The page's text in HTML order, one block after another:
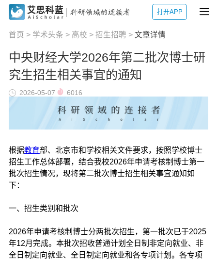
打开APP
首页 > 学术头条 > 高校 > 招生招聘 > 文章详情
中央财经大学2026年第二批次博士研
究生招生相关事宜的通知
2026-05-07 6016
根据教育部、北京市和学校相关文件要求，按照学校博士
招生工作总体部署，结合我校2026年申请考核制博士第一
批次招生情况，现将第二批次博士招生相关事宜通知如
下：
一、招生类别和批次
2026年申请考核制博士分两批次招生，第一批次已于2025
年12月完成。本批次招收普通计划全日制非定向就业、非
全日制定向就业、全日制定向就业和各专项计划。各专项